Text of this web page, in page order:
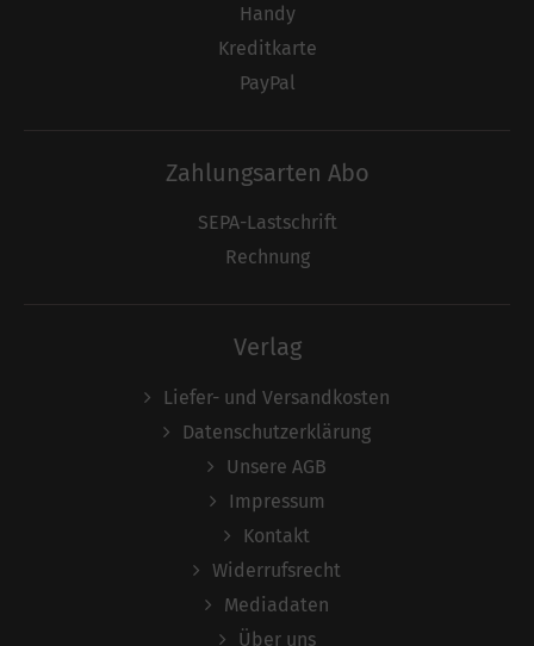
Handy
Kreditkarte
PayPal
Zahlungsarten Abo
SEPA-Lastschrift
Rechnung
Verlag
Liefer- und Versandkosten
Datenschutzerklärung
Unsere AGB
Impressum
Kontakt
Widerrufsrecht
Mediadaten
Über uns